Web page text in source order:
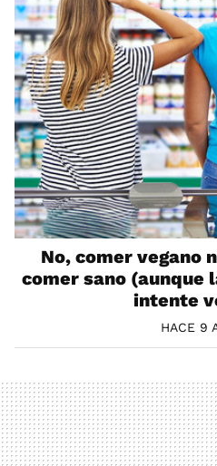
No, comer vegano
comer sano (aunque
intente
HACE 9